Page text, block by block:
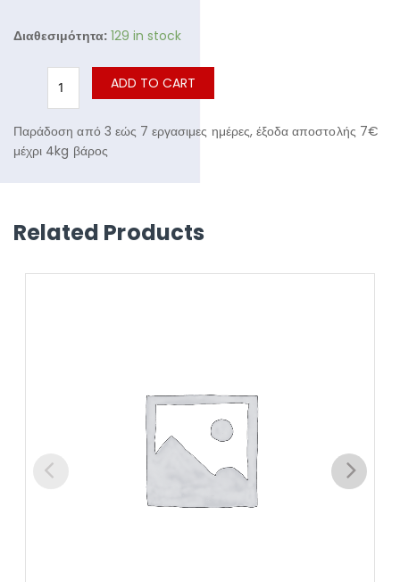
Διαθεσιμότητα: 129 in stock
ADD TO CART
Παράδοση από 3 εώς 7 εργασιμες ημέρες, έξοδα αποστολής 7€
μέχρι 4kg βάρος
Related Products